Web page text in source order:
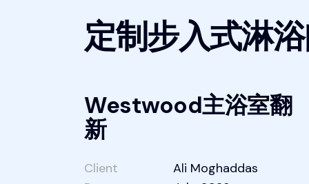
定制步入式淋
Westwood主浴室翻
新
Client
Ali Moghaddas